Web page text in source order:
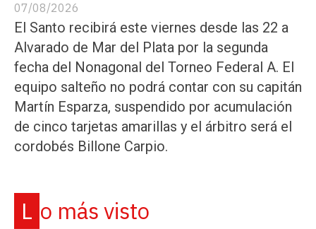
07/08/2026
El Santo recibirá este viernes desde las 22 a
Alvarado de Mar del Plata por la segunda
fecha del Nonagonal del Torneo Federal A. El
equipo salteño no podrá contar con su capitán
Martín Esparza, suspendido por acumulación
de cinco tarjetas amarillas y el árbitro será el
cordobés Billone Carpio.
Lo más visto